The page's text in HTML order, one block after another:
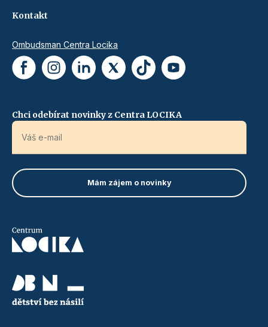
Kontakt
Ombudsman Centra Locika
Chci odebírat novinky z Centra LOCIKA